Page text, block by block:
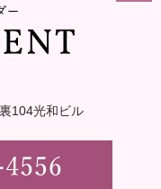
104光和ビル